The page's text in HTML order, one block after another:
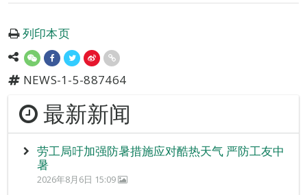
列印本页
NEWS-1-5-887464
最新新闻
劳工局吁加强防暑措施应对酷热天气 严防工友中
暑
2026年8月6日 15:09